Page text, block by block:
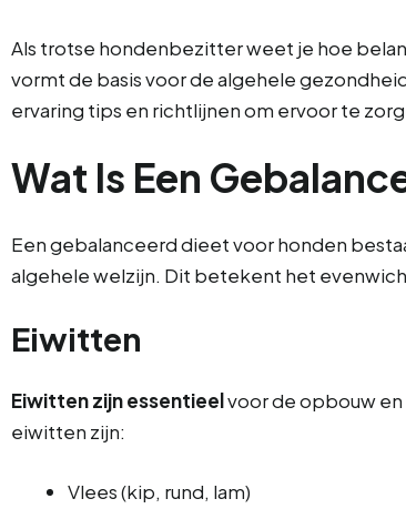
Als trotse hondenbezitter weet je hoe
vormt de basis voor de algehele
ervaring tips en richtlijnen om ervoor te
Wat Is Een
Een gebalanceerd dieet voor honden
algehele welzijn. Dit betekent het
Eiwitten
Eiwitten zijn essentieelvoor de opbouw
eiwitten zijn:
Vlees (kip, rund, lam)